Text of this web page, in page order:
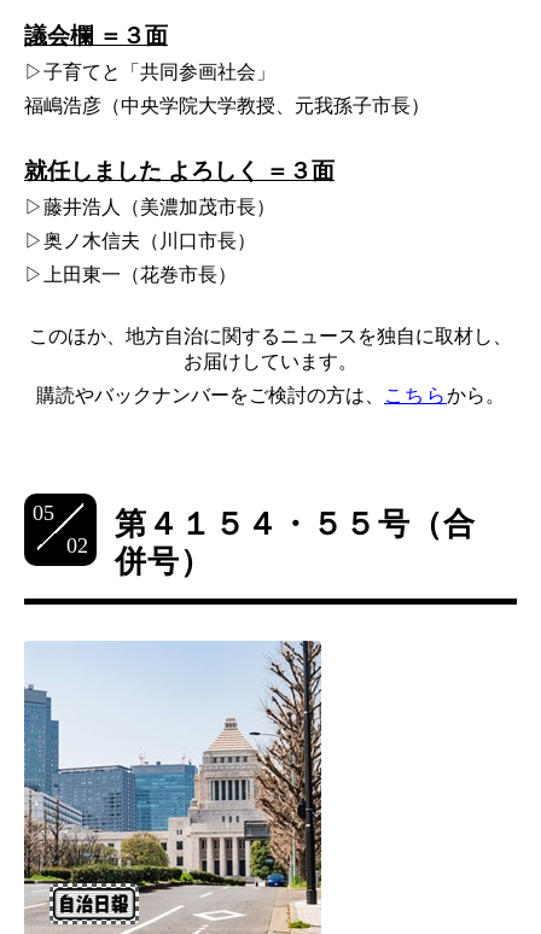
議会欄 ＝３面
▷子育てと「共同参画社会」
福嶋浩彦（中央学院大学教授、元我孫子市長）
就任しました よろしく ＝３面
▷藤井浩人（美濃加茂市長）
▷奥ノ木信夫（川口市長）
▷上田東一（花巻市長）
このほか、地方自治に関するニュースを独自に取材し、
お届けしています。
購読やバックナンバーをご検討の方は、
こちらから。
05
02
第４１５４・５５号（合
併号）